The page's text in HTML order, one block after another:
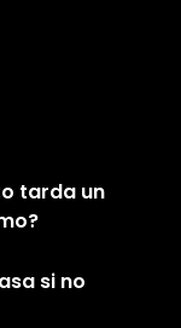
tarda un
si no